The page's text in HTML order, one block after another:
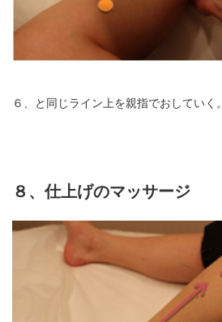
６、と同じライン上を親指でおしていく。
８、仕上げのマッサージ